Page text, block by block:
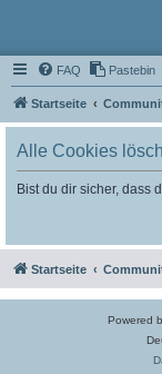
FAQ Pastebin
Startseite
Alle Cookies
Bist du dir sicher, dass
Startseite
Powered